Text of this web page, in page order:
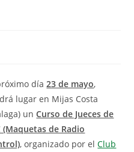
día23 de mayo,
lugar en Mijas Costa
unCurso de Jueces de
(Maquetas de Radio
, organizado por elClub